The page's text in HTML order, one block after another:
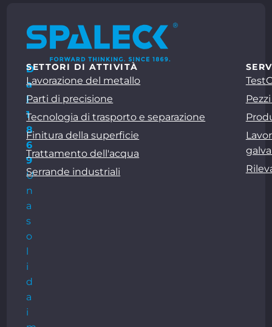
D
a
l
1
8
6
9
U
n
a
s
o
l
i
d
a
i
SETTORI DI ATTIVITÀ
Lavorazione del metallo
Parti di precisione
Tecnologia di trasporto e separazione
Finitura della superficie
Trattamento dell'acqua
Serrande industriali